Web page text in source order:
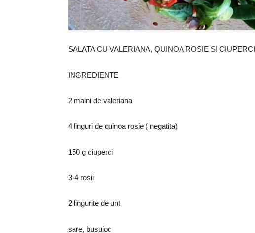
SALATA CU VALERIANA, QUINOA ROSIE SI CIUPERCI
INGREDIENTE
2 maini de valeriana
4 linguri de quinoa rosie ( negatita)
150 g ciuperci
3-4 rosii
2 lingurite de unt
sare, busuioc